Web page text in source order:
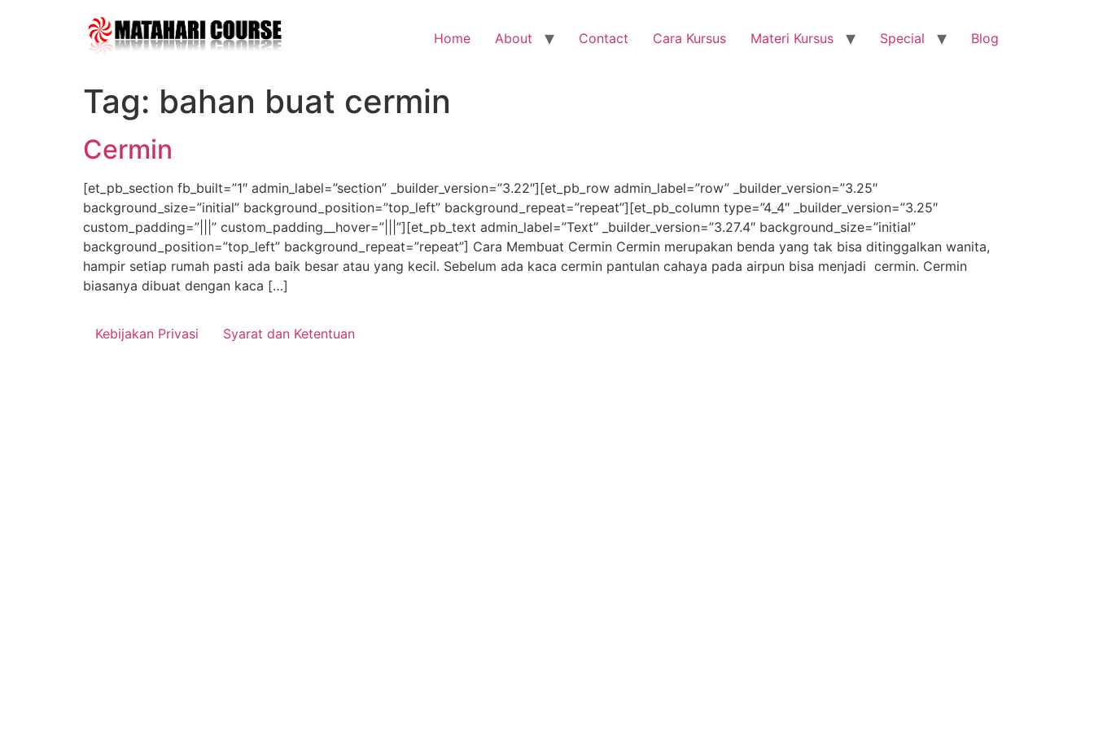
Home About Contact Cara Kursus Materi Kursus Special Blog
Tag: bahan buat cermin
Cermin
[et_pb_section fb_built=”1″ admin_label=”section” _builder_version=”3.22″][et_pb_row admin_label=”row” _builder_version=”3.25″
background_size=”initial” background_position=”top_left” background_repeat=”repeat”][et_pb_column type=”4_4″ _builder_version=”3.25″
custom_padding=”|||” custom_padding__hover=”|||”][et_pb_text admin_label=”Text” _builder_version=”3.27.4″ background_size=”initial”
background_position=”top_left” background_repeat=”repeat”] Cara Membuat Cermin Cermin merupakan benda yang tak bisa ditinggalkan wanita,
hampir setiap rumah pasti ada baik besar atau yang kecil. Sebelum ada kaca cermin pantulan cahaya pada airpun bisa menjadi cermin. Cermin
biasanya dibuat dengan kaca […]
Kebijakan Privasi Syarat dan Ketentuan